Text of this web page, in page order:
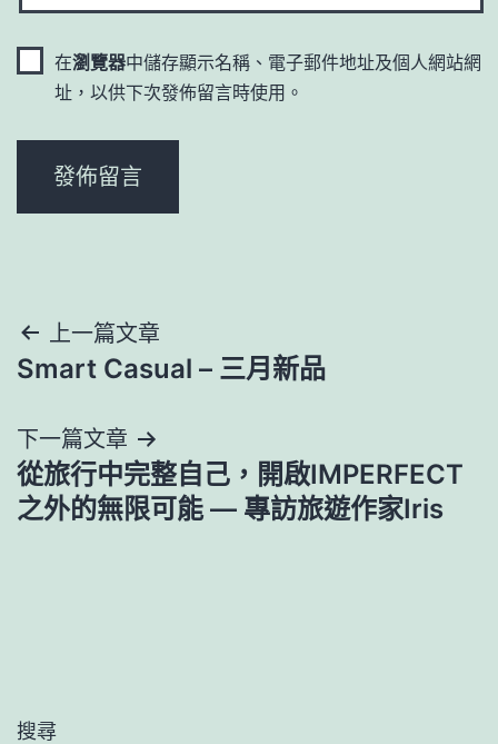
在瀏覽器中儲存顯示名稱、電子郵件地址及個人網站網
址，以供下次發佈留言時使用。
文
章
導
覽
上一篇文章
Smart Casual – 三月新品
下一篇文章
從旅行中完整自己，開啟IMPERFECT
之外的無限可能 — 專訪旅遊作家Iris
搜尋